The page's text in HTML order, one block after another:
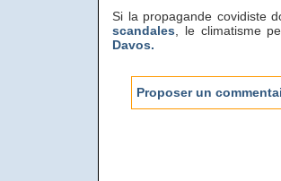
Si la propagande covidiste
scandales , le climatisme
Davos.
Proposer un